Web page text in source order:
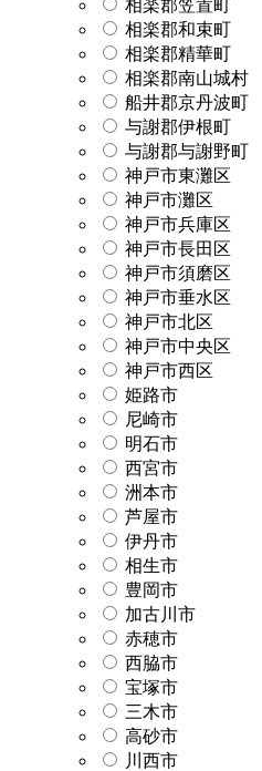
相楽郡笠置町
相楽郡和束町
相楽郡精華町
相楽郡南山城村
船井郡京丹波町
与謝郡伊根町
与謝郡与謝野町
神戸市東灘区
神戸市灘区
神戸市兵庫区
神戸市長田区
神戸市須磨区
神戸市垂水区
神戸市北区
神戸市中央区
神戸市西区
姫路市
尼崎市
明石市
西宮市
洲本市
芦屋市
伊丹市
相生市
豊岡市
加古川市
赤穂市
西脇市
宝塚市
三木市
高砂市
川西市